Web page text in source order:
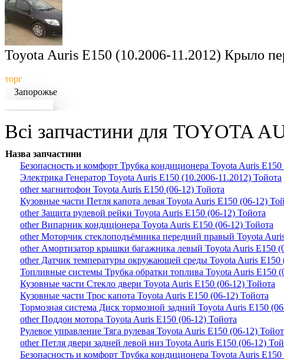
Toyota Auris E150 (10.2006-11.2012) Крыло
торг
Запорожье
Всі запчастини для TOYOTA
Назва запчастини
Безопасность и комфорт Трубка кондиционера Toyota Auris
Электрика Генератор Toyota Auris E150 (10.2006-11.2012) Тойота
other магнитофон Toyota Auris E150 (06-12) Тойота
Кузовные части Петля капота левая Toyota Auris E150 (06-12)
other Защита рулевой рейки Toyota Auris E150 (06-12) Тойота
other Випарник кондиціонера Toyota Auris E150 (06-12) Тойота
other Моторчик стеклоподъёмника передний правый Toyota
other Амортизатор крышки багажника левый Toyota Auris E150
other Датчик температуры окружающей среды Toyota Auris E150
Топливные системы Трубка обратки топлива Toyota Auris E150
Кузовные части Стекло двери Toyota Auris E150 (06-12) Тойота
Кузовные части Трос капота Toyota Auris E150 (06-12) Тойота
Тормозная система Диск тормозной задний Toyota Auris E150
other Поддон мотора Toyota Auris E150 (06-12) Тойота
Рулевое управление Тяга рулевая Toyota Auris E150 (06-12)
other Петля двери задней левой низ Toyota Auris E150 (06-12)
Безопасность и комфорт Трубка кондиционера Toyota Auris